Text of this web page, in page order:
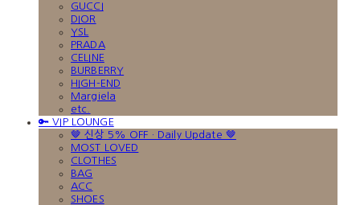
GUCCI
DIOR
YSL
PRADA
CELINE
BURBERRY
HIGH-END
Margiela
etc.
🔑 VIP LOUNGE
🤎 신상 5% OFF · Daily Update 🤎
MOST LOVED
CLOTHES
BAG
ACC
SHOES